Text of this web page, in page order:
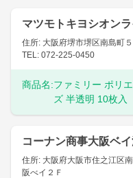
マツモトキヨシオン
住所: 大阪府堺市堺区南島町
TEL: 072-225-0450
商品名:ファミリー ポリ
ズ 半透明 10枚入
コーナン商事大阪ベ
住所: 大阪府大阪市住之江区
阪べイ２Ｆ